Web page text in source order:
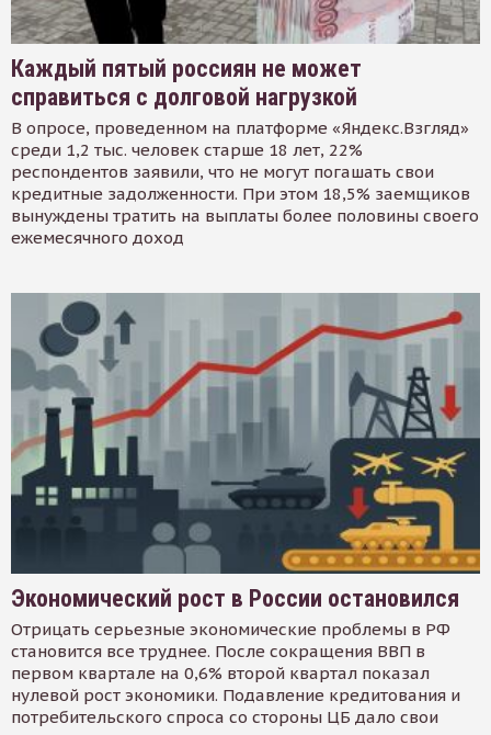
Каждый пятый россиян не может
справиться с долговой нагрузкой
В опросе, проведенном на платформе «Яндекс.Взгляд»
среди 1,2 тыс. человек старше 18 лет, 22%
респондентов заявили, что не могут погашать свои
кредитные задолженности. При этом 18,5% заемщиков
вынуждены тратить на выплаты более половины своего
ежемесячного доход
Экономический рост в России остановился
Отрицать серьезные экономические проблемы в РФ
становится все труднее. После сокращения ВВП в
первом квартале на 0,6% второй квартал показал
нулевой рост экономики. Подавление кредитования и
потребительского спроса со стороны ЦБ дало свои